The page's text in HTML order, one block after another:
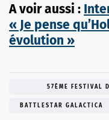
A voir aussi :
« Je pense
évolution »
57ÈME FESTIVAL
BATTLESTAR GALACTICA